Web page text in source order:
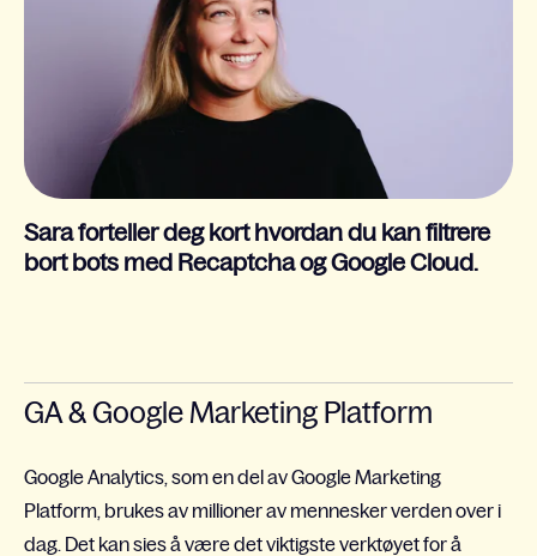
Sara forteller deg kort hvordan du kan filtrere
bort bots med Recaptcha og Google Cloud.
GA & Google Marketing Platform
Google Analytics, som en del av Google Marketing
Platform, brukes av millioner av mennesker verden over i
dag. Det kan sies å være det viktigste verktøyet for å